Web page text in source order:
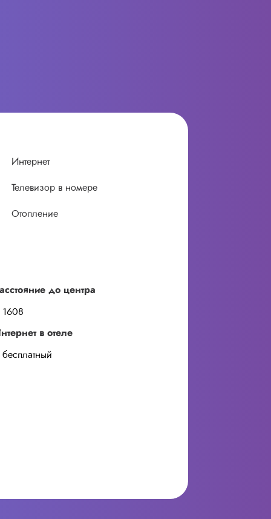
Интернет
Телевизор в номере
Отопление
до центра
1608
в отеле
бесплатный